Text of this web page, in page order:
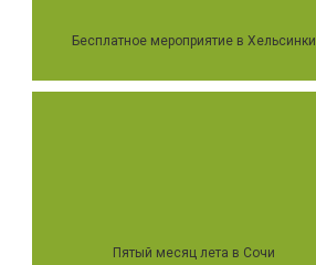
Бесплатное мероприятие в Хельсинки
Пятый месяц лета в Сочи